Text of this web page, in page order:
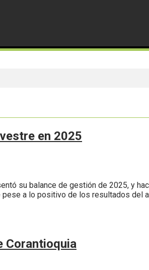
en 2025
su balance de gestión de 2025, y
a lo positivo de los resultados del
Corantioquia